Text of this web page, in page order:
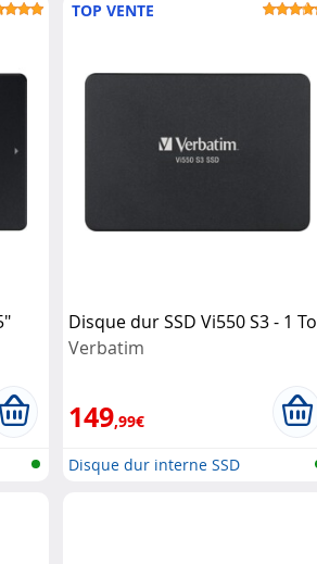
TOP VENTE
Disque dur SSD Vi550 S3 - 1 To
Verbatim
149,99€
Disque dur interne SSD